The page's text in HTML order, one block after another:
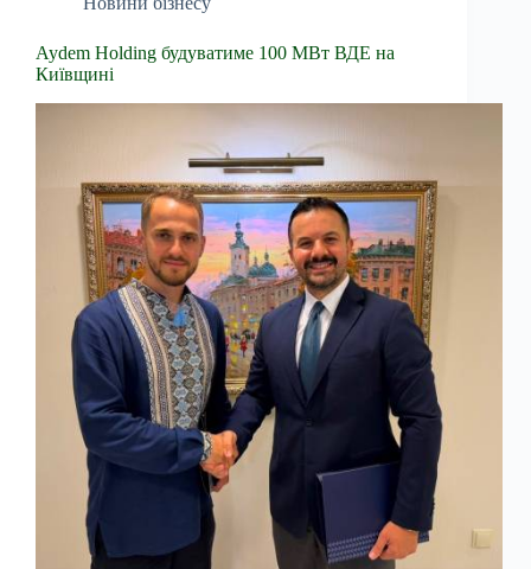
Aydem Holding будуватиме 100 МВт ВДЕ на
Київщині